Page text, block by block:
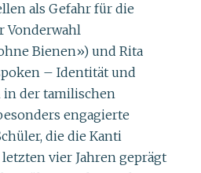
als Gefahr für die
Vonderwahl
Bienen») und Rita
– Identität und
in der tamilischen
engagierte
die die Kanti
vier Jahren geprägt